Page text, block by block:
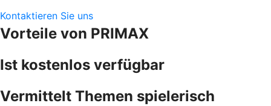
Kontaktieren Sie uns
Vorteile von PRIMAX
Ist kostenlos verfügbar
Vermittelt Themen spielerisch